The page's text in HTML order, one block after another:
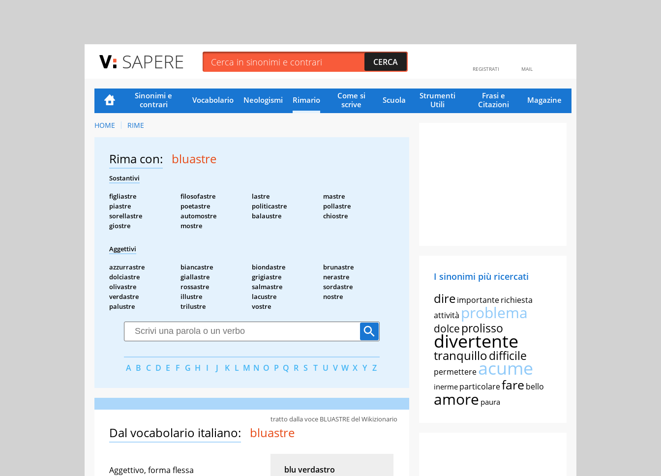
SAPERE MAIL
REGISTRATI
Sinonimi e
contrari
Vocabolario Neologismi Rimario
Come si
scrive
Scuola
Strumenti
Utili
Frasi e
Citazioni
Magazine
HOME RIME
Rima con: bluastre
Sostantivi
figliastre filosofastre lastre
mastre
piastre
poetastre politicastre
pollastre
sorellastre
automostre balaustre
chiostre
giostre
mostre
Aggettivi
azzurrastre biancastre biondastre
brunastre
dolciastre
giallastre grigiastre
nerastre
olivastre
rossastre salmastre
sordastre
verdastre
illustre lacustre
nostre
palustre
trilustre vostre
A B C D E F G H I J K L M N O P Q R S T U V W X Y Z
Dal vocabolario italiano: bluastre
tratto dalla voce BLUASTRE del Wikizionario
Aggettivo, forma flessa
blu verdastro
I sinonimi più ricercati
direimportanterichiesta
attività problema
dolce prolisso
divertente
tranquillodifficile
permettereacume
inerme particolarefare bello
amore paura